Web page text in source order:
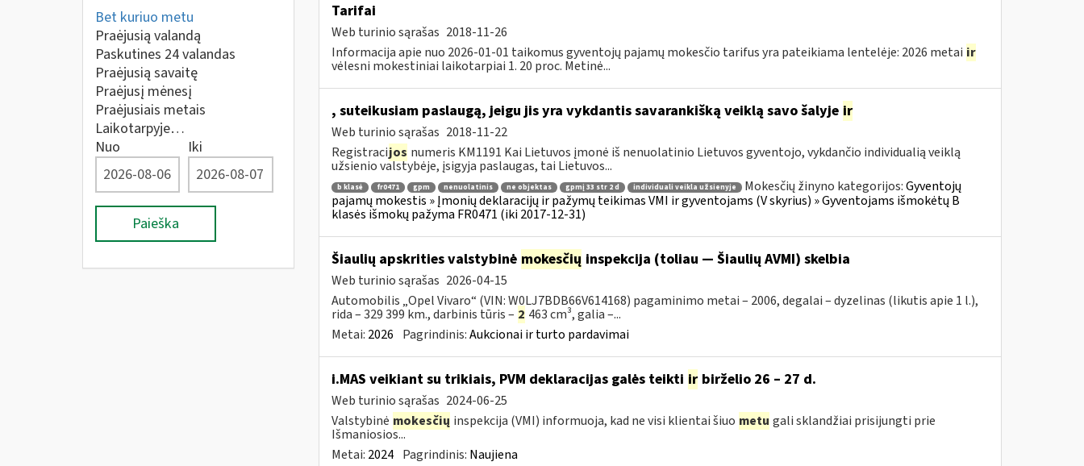
Bet kuriuo metu
Praėjusią valandą
Paskutines 24 valandas
Praėjusią savaitę
Praėjusį mėnesį
Praėjusiais metais
Laikotarpyje…
Nuo
Iki
Paieška
Tarifai
Web turinio sąrašas 2018-11-26
Informacija apie nuo 2026-01-01 taikomus gyventojų pajamų mokesčio tarifus yra pateikiama lentelėje: 2026 metai ir
vėlesni mokestiniai laikotarpiai 1. 20 proc. Metinė...
, suteikusiam paslaugą, jeigu jis yra vykdantis savarankišką veiklą savo šalyje ir
Web turinio sąrašas 2018-11-22
Registracijos numeris KM1191 Kai Lietuvos įmonė iš nenuolatinio Lietuvos gyventojo, vykdančio individualią veiklą
užsienio valstybėje, įsigyja paslaugas, tai Lietuvos...
b klasė fr0471 gpm nenuolatinis ne objektas gpmį 33 str 2 d individuali veikla užsienyje Mokesčių žinyno kategorijos:Gyventojų
pajamų mokestis » Įmonių deklaracijų ir pažymų teikimas VMI ir gyventojams (V skyrius) » Gyventojams išmokėtų B
klasės išmokų pažyma FR0471 (iki 2017-12-31)
Šiaulių apskrities valstybinė mokesčių inspekcija (toliau — Šiaulių AVMI) skelbia
Web turinio sąrašas 2026-04-15
Automobilis „Opel Vivaro“ (VIN: W0LJ7BDB66V614168) pagaminimo metai – 2006, degalai – dyzelinas (likutis apie 1 l.),
rida – 329 399 km., darbinis tūris – 2 463 cm³, galia –...
Metai: 2026 Pagrindinis:Aukcionai ir turto pardavimai
i.MAS veikiant su trikiais, PVM deklaracijas galės teikti irbirželio 26 – 27 d.
Web turinio sąrašas 2024-06-25
Valstybinė mokesčių inspekcija (VMI) informuoja, kad ne visi klientai šiuo metu gali sklandžiai prisijungti prie
Išmaniosios...
Metai: 2024 Pagrindinis: Naujiena